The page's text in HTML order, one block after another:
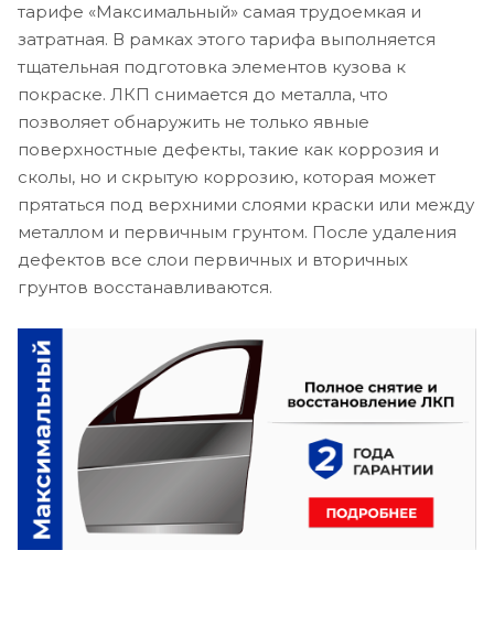
тарифе «Максимальный» самая трудоемкая и
затратная. В рамках этого тарифа выполняется
тщательная подготовка элементов кузова к
покраске. ЛКП снимается до металла, что
позволяет обнаружить не только явные
поверхностные дефекты, такие как коррозия и
сколы, но и скрытую коррозию, которая может
прятаться под верхними слоями краски или между
металлом и первичным грунтом. После удаления
дефектов все слои первичных и вторичных
грунтов восстанавливаются.